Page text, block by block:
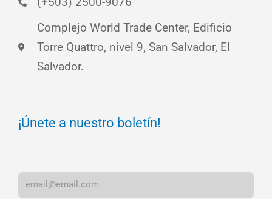
Complejo World Trade Center, Edificio
Torre Quattro, nivel 9, San Salvador, El
Salvador.
¡Únete a nuestro boletín!